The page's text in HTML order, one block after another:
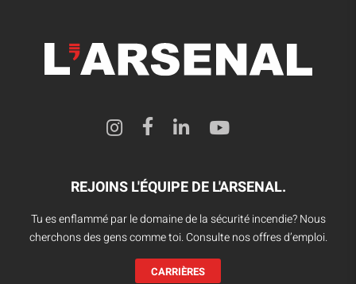
REJOINS L'ÉQUIPE DE L'ARSENAL.
Tu es enflammé par le domaine de la sécurité incendie? Nous
cherchons des gens comme toi. Consulte nos offres d’emploi.
CARRIÈRES